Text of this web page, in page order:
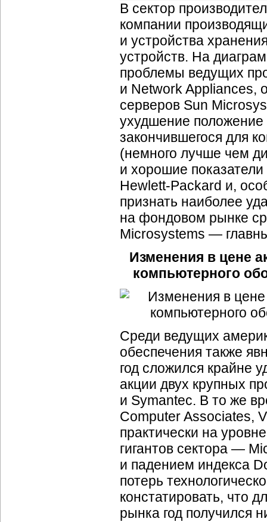
В сектор
компании
и устройства
устройств. На
проблемы ведущих
и Network Appliances,
серверов Sun
ухудшение положение
закончившегося для
(немного лучше чем
и хорошие
Hewlett-Packard и,
признать наиболее
на фондовом рынке
Microsystems —
Изменения в цене
компьютерного
Среди ведущих
обеспечения также
год сложился крайне
акции двух крупных
и Symantec. В то же
Computer Associates,
практически на
гигантов сектора —
и падением индекса
потерь
констатировать, что
рынка год получился